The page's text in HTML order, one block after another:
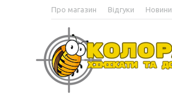
Про магазин Відгуки Новини